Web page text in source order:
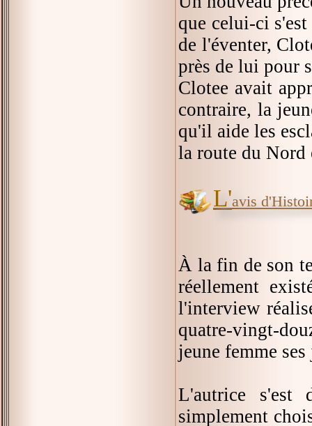
que celui-ci
de l'éventer,
près de lui pour
Clotee avait
contraire, la
qu'il aide les
la route du Nord
L'avis
À la fin de son
réellement
l'interview
quatre-vingt-
jeune femme
L'autrice s'est
simplement